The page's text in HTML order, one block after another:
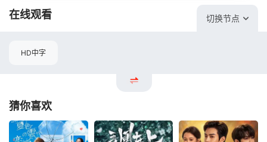
在线观看 切换节点
HD中字
猜你喜欢